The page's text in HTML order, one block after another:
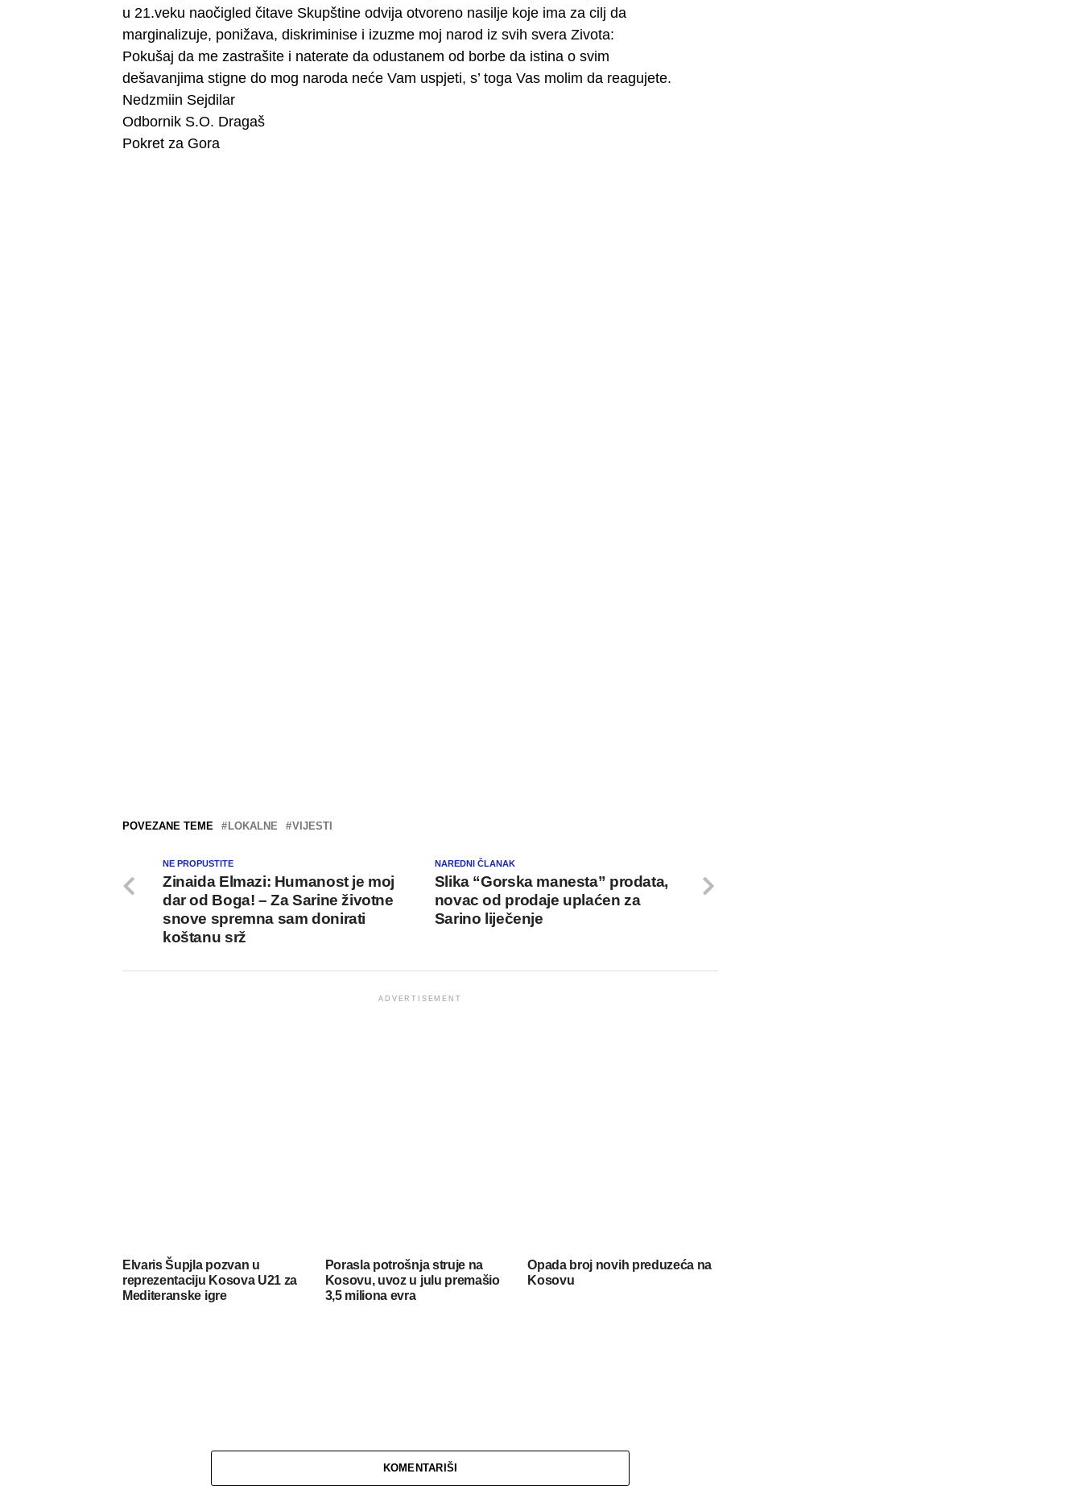
u 21.veku naočigled čitave Skupštine odvija otvoreno nasilje koje ima za cilj da
marginalizuje, ponižava, diskriminise i izuzme moj narod iz svih svera Zivota:
Pokušaj da me zastrašite i naterate da odustanem od borbe da istina o svim
dešavanjima stigne do mog naroda neće Vam uspjeti, s’ toga Vas molim da reagujete.
Nedzmiin Sejdilar
Odbornik S.O. Dragaš
Pokret za Gora
POVEZANE TEME LOKALNE VIJESTI
NAREDNI ČLANAK
Slika “Gorska manesta” prodata,
novac od prodaje uplaćen za
Sarino liječenje
NE PROPUSTITE
Zinaida Elmazi: Humanost je moj
dar od Boga! – Za Sarine životne
snove spremna sam donirati
koštanu srž
ADVERTISEMENT
Elvaris Šupjla pozvan u
reprezentaciju Kosova U21 za
Mediteranske igre
Porasla potrošnja struje na
Kosovu, uvoz u julu premašio
3,5 miliona evra
Opada broj novih preduzeća na
Kosovu
KOMENTARIŠI